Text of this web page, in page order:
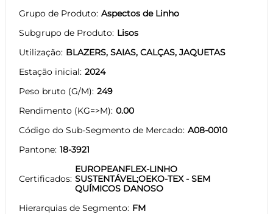
Grupo de Produto Aspectos de Linho
Subgrupo de Produto Lisos
Utilização BLAZERS, SAIAS, CALÇAS, JAQUETAS
Estação inicial 2024
Peso bruto (G/M) 249
Rendimento (KG=>M) 0.00
Código do Sub-Segmento de Mercado A08-0010
Pantone 18-3921
Certificados
EUROPEANFLEX-LINHO
SUSTENTÁVEL;OEKO-TEX - SEM
QUÍMICOS DANOSO
Hierarquias de Segmento FM